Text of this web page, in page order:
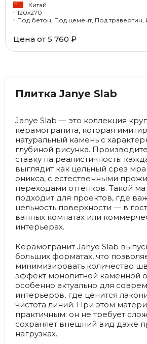
Китай
120x270
Под бетон, Под цемент, Под
Цена от 5 760 ₽
Плитка Janye Slab
Janye Slab — это коллекция
керамогранита, которая
натуральный камень с
глубиной рисунка.
ставку на реалистичность:
выглядит как цельный срез
оникса, с естественными
переходами оттенков. Такой
подходит для проектов, где
цельность поверхности — в
ванных комнатах или
интерьерах.
Керамогранит Janye Slab
больших форматах, что
минимизировать количество
эффект монолитной каменной
особенно актуально для
интерьеров, где ценится
чистота линий. При этом
практичным: он не требует
сохраняет внешний вид даже
нагрузках.